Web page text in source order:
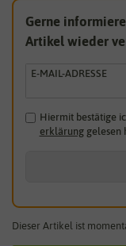
Gerne
Artikel wieder
E-MAIL-ADRESSE
Hiermit bestätige
erklärunggelesen
Dieser Artikel ist